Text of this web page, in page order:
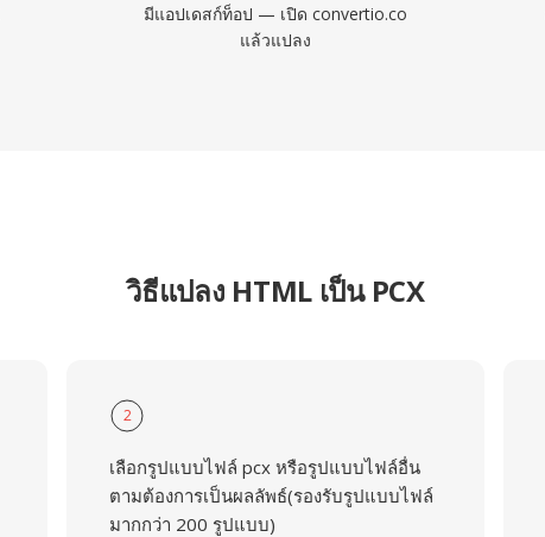
มีแอปเดสก์ท็อป — เปิด convertio.co
แล้วแปลง
วิธีแปลง HTML เป็น PCX
2
เลือกรูปแบบไฟล์ pcx หรือรูปแบบไฟล์อื่น
ตามต้องการเป็นผลลัพธ์(รองรับรูปแบบไฟล์
มากกว่า 200 รูปแบบ)